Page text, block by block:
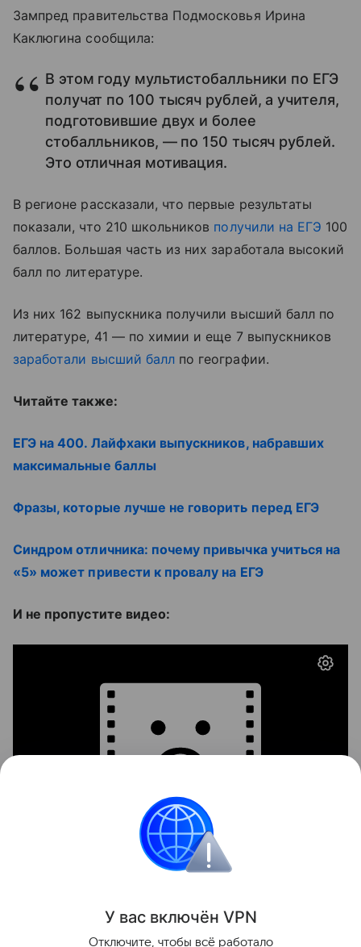
Зампред правительства Подмосковья Ирина
Каклюгина сообщила:
В этом году мультистобалльники по ЕГЭ
получат по 100 тысяч рублей, а учителя,
подготовившие двух и более
стобалльников, — по 150 тысяч рублей.
Это отличная мотивация.
В регионе рассказали, что первые результаты
показали, что 210 школьников получили на ЕГЭ 100
баллов. Большая часть из них заработала высокий
балл по литературе.
Из них 162 выпускника получили высший балл по
литературе, 41 — по химии и еще 7 выпускников
заработали высший балл по географии.
Читайте также:
ЕГЭ на 400. Лайфхаки выпускников, набравших
максимальные баллы
Фразы, которые лучше не говорить перед ЕГЭ
Синдром отличника: почему привычка учиться на
«5» может привести к провалу на ЕГЭ
И не пропустите видео:
Школа ЕГЭ
Поделиться
У вас включён VPN
Отключите, чтобы всё работало